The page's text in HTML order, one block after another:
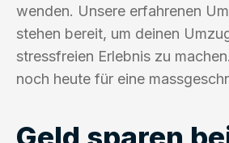
wenden. Unsere erfahrenen
stehen bereit, um deinen
stressfreien Erlebnis zu machen.
noch heute für eine